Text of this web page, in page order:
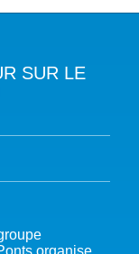
DURABLE (ODD)
SUR LE
organise